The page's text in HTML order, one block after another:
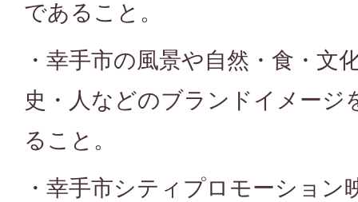
であること。
・幸手市の風景や自然・食・文
史・人などのブランドイメージ
ること。
・幸手市シティプロモーション